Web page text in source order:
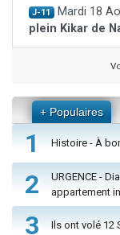
J-11 Mardi 18
plein Kikar de
+ Populaires
1 Histoire - À
2
URGENCE -
appartement
3 Ils ont volé 12